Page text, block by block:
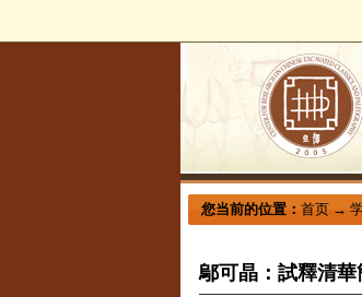
您当前的位置： 首页 →
鄔可晶：試釋清